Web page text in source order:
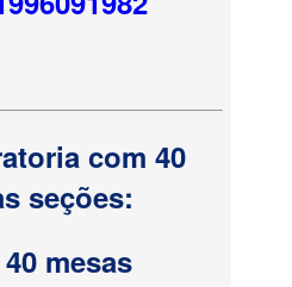
com 40
seções:
mesas